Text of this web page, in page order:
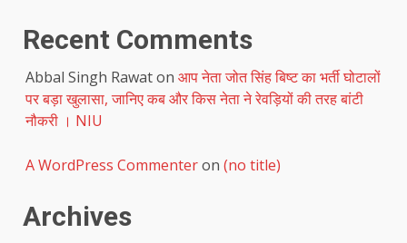
Recent Comments
Abbal Singh Rawaton आप नेता जोत सिंह बिष्ट का भर्ती घोटालों
पर बड़ा खुलासा, जानिए कब और किस नेता ने रेवड़ियों की तरह बांटी
नौकरी । NIU
A WordPress Commenteron (no title)
Archives